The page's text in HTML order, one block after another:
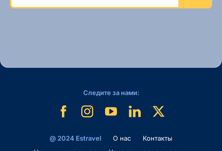
@ 2024 Estravel O нас
Контакты
Следите за нами: